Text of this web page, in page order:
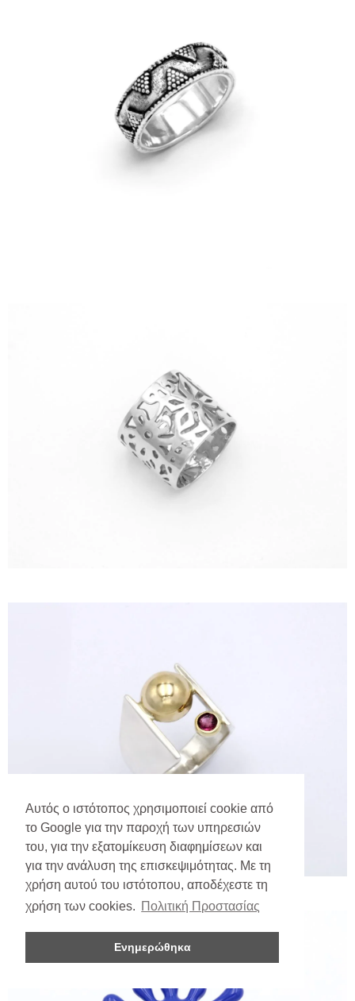
Αυτός ο ιστότοπος χρησιμοποιεί cookie από
το Google για την παροχή των υπηρεσιών
του, για την εξατομίκευση διαφημίσεων και
για την ανάλυση της επισκεψιμότητας. Με τη
χρήση αυτού του ιστότοπου, αποδέχεστε τη
χρήση των cookies. Πολιτική Προστασίας
Ενημερώθηκα